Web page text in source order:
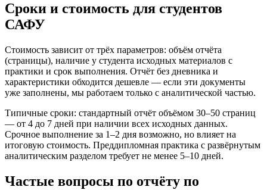
Сроки и стоимость для студентов
САФУ
Стоимость зависит от трёх параметров: объём отчёта
(страницы), наличие у студента исходных материалов с
практики и срок выполнения. Отчёт без дневника и
характеристики обходится дешевле — если эти документы
уже заполнены, мы работаем только с аналитической частью.
Типичные сроки: стандартный отчёт объёмом 30–50 страниц
— от 4 до 7 дней при наличии всех исходных данных.
Срочное выполнение за 1–2 дня возможно, но влияет на
итоговую стоимость. Преддипломная практика с развёрнутым
аналитическим разделом требует не менее 5–10 дней.
Частые вопросы по отчёту по